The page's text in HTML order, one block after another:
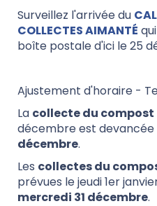
Surveillez l'arrivée du
COLLECTES AIMANTÉ
boîte postale d'ici le 25
Ajustement d'horaire -
La collecte du compost
décembre est devancée
décembre.
Les collectes du
prévues le jeudi 1er
mercredi 31 décembre.